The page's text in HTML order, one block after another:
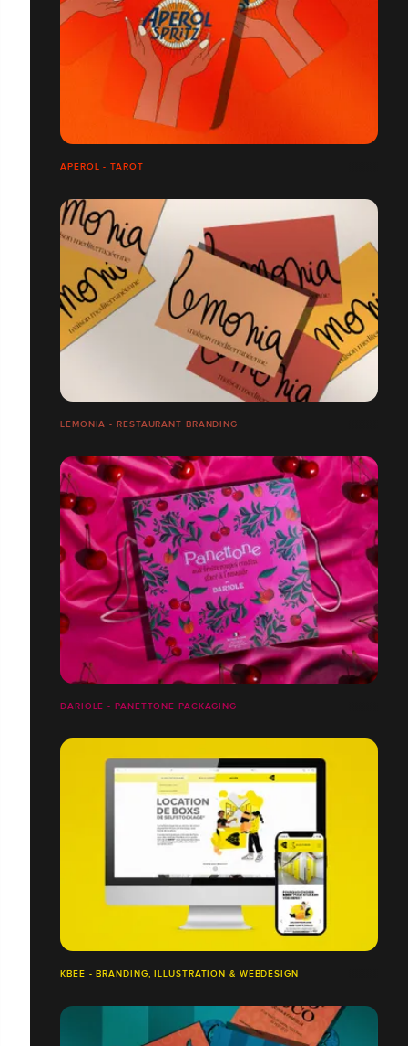
APEROL - TAROT
LEMONIA - RESTAURANT BRANDING
DARIOLE - PANETTONE PACKAGING
KBEE - BRANDING, ILLUSTRATION & WEBDESIGN